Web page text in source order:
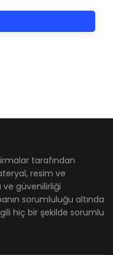
tarafından
resim ve
ve güvenilirliği
sorumluluğu altında
hiç bir şekilde sorumlu